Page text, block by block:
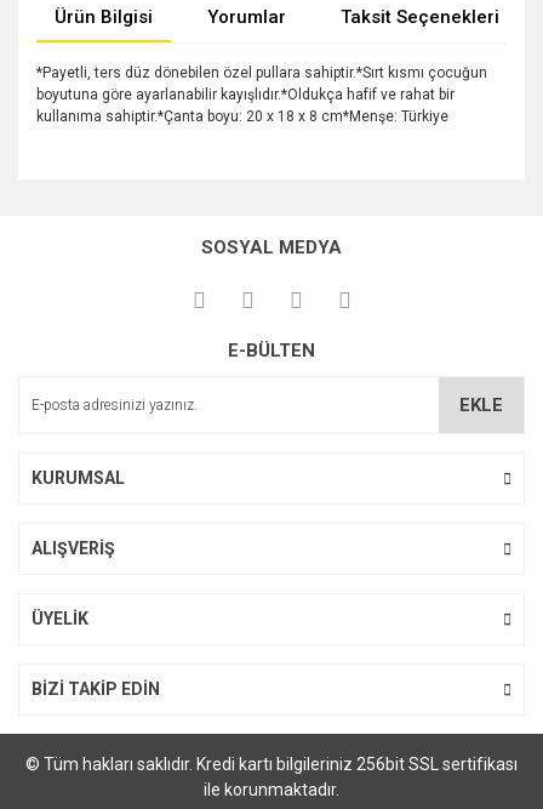
Ürün Bilgisi Yorumlar Taksit Seçenekleri
*Payetli, ters düz dönebilen özel pullara sahiptir.*Sırt kısmı çocuğun
boyutuna göre ayarlanabilir kayışlıdır.*Oldukça hafif ve rahat bir
kullanıma sahiptir.*Çanta boyu: 20 x 18 x 8 cm*Menşe: Türkiye
kullanarak tarafımıza iletebilirsiniz.
Görüş ve önerileriniz için teşekkür ederiz.
Ürün açıklamasında eksik bilgiler bulunuyor.
SOSYAL MEDYA
E-BÜLTEN
EKLE
KURUMSAL
ALIŞVERİŞ
ÜYELİK
BİZİ TAKİP EDİN
© Tüm hakları saklıdır. Kredi kartı bilgileriniz 256bit SSL sertifikası
ile korunmaktadır.